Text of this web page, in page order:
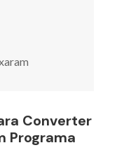
Converter
Programa